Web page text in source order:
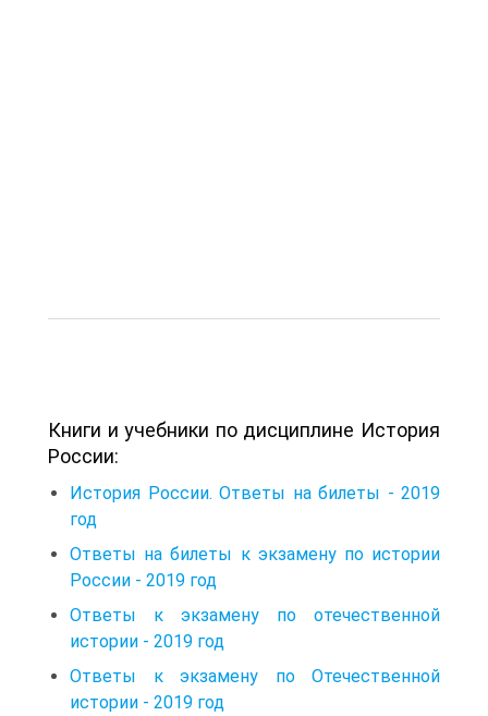
Книги и учебники по дисциплине История
России:
История России. Ответы на билеты - 2019
год
Ответы на билеты к экзамену по истории
России - 2019 год
Ответы к экзамену по отечественной
истории - 2019 год
Ответы к экзамену по Отечественной
истории - 2019 год